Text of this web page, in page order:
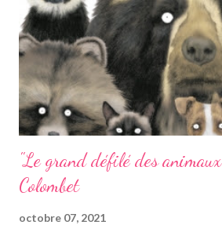
qui ai envie pour le moment de lire des
surtout sur les sorcières, j'ai été servie.
ce récit pour n'en ressortir que quelques
"Le grand défilé des
Colombet
octobre 07, 2021